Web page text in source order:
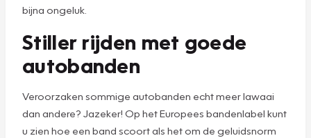
bijna ongeluk.
Stiller rijden met goede
autobanden
Veroorzaken sommige autobanden echt meer lawaai
dan andere? Jazeker! Op het Europees bandenlabel kunt
u zien hoe een band scoort als het om de geluidsnorm